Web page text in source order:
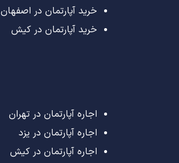
خرید آپارتمان در اصفهان
خرید آپارتمان در کیش
اجاره آپارتمان در تهران
اجاره آپارتمان در یزد
اجاره آپارتمان در کیش